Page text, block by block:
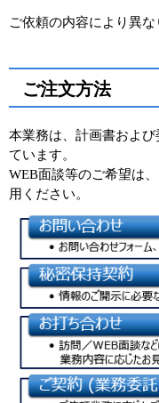
ご依頼の内容により異
ご注文方法
本業務は、計画書およ
ています。
WEB面談等のご希望は、
用ください。